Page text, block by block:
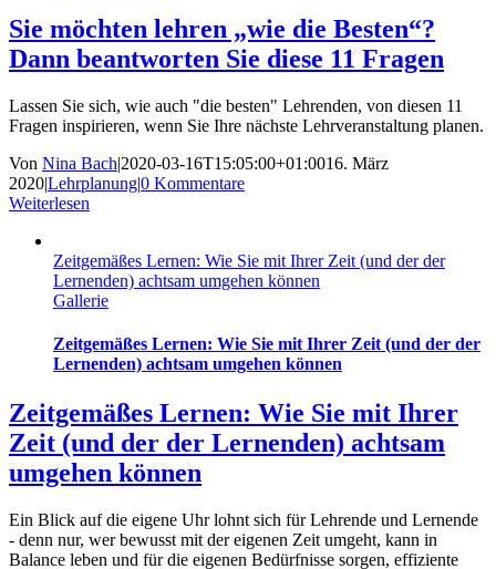
Sie möchten lehren „wie die Besten“?
Dann beantworten Sie diese 11 Fragen
Lassen Sie sich, wie auch "die besten" Lehrenden, von diesen 11
Fragen inspirieren, wenn Sie Ihre nächste Lehrveranstaltung planen.
Von Nina Bach|2020-03-16T15:05:00+01:0016. März
2020|Lehrplanung|0 Kommentare
Weiterlesen
Zeitgemäßes Lernen: Wie Sie mit Ihrer Zeit (und der der
Lernenden) achtsam umgehen können
Gallerie
Zeitgemäßes Lernen: Wie Sie mit Ihrer Zeit (und der der
Lernenden) achtsam umgehen können
Zeitgemäßes Lernen: Wie Sie mit Ihrer
Zeit (und der der Lernenden) achtsam
umgehen können
Ein Blick auf die eigene Uhr lohnt sich für Lehrende und Lernende
- denn nur, wer bewusst mit der eigenen Zeit umgeht, kann in
Balance leben und für die eigenen Bedürfnisse sorgen, effiziente